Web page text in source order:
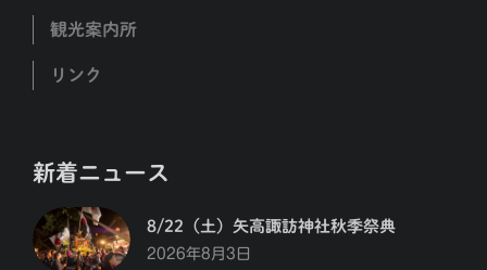
観光案内所
リンク
新着ニュース
8/22（土）矢高諏訪神社秋季祭典
2026年8月3日